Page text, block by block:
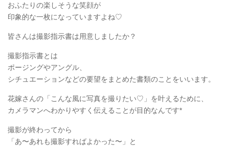
おふたりの楽しそうな笑顔が
印象的な一枚になっていますよね♡
皆さんは撮影指示書は用意しましたか？
撮影指示書とは
ポージングやアングル、
シチュエーションなどの要望をまとめた書類のことをいいます。
花嫁さんの「こんな風に写真を撮りたい♡」を叶えるために、
カメラマンへわかりやすく伝えることが目的なんです*
撮影が終わってから
「あ〜あれも撮影すればよかった〜」と